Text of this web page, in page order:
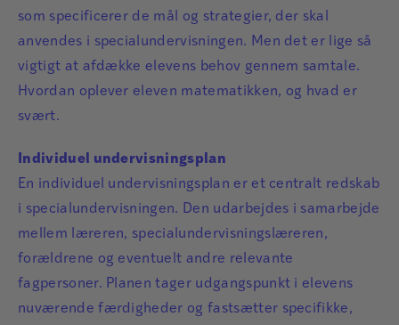
som specificerer de mål og strategier, der skal
anvendes i specialundervisningen. Men det er lige så
vigtigt at afdække elevens behov gennem samtale.
Hvordan oplever eleven matematikken, og hvad er
svært.
Individuel undervisningsplan
En individuel undervisningsplan er et centralt redskab
i specialundervisningen. Den udarbejdes i samarbejde
mellem læreren, specialundervisningslæreren,
forældrene og eventuelt andre relevante
fagpersoner. Planen tager udgangspunkt i elevens
nuværende færdigheder og fastsætter specifikke,